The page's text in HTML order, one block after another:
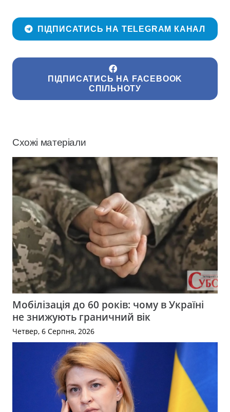
ПІДПИСАТИСЬ НА TELEGRAM КАНАЛ
ПІДПИСАТИСЬ НА FACEBOOK
СПІЛЬНОТУ
Схожі матеріали
Мобілізація до 60 років: чому в Україні
не знижують граничний вік
Четвер, 6 Серпня, 2026